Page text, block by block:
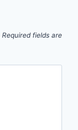
Required fields are